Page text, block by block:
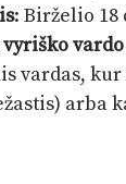
: Birželio 18
vardas,
arba